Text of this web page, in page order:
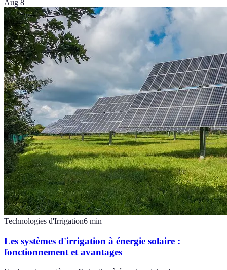
Aug 8
Technologies d'Irrigation6 min
Les systèmes d'irrigation à énergie solaire :
fonctionnement et avantages